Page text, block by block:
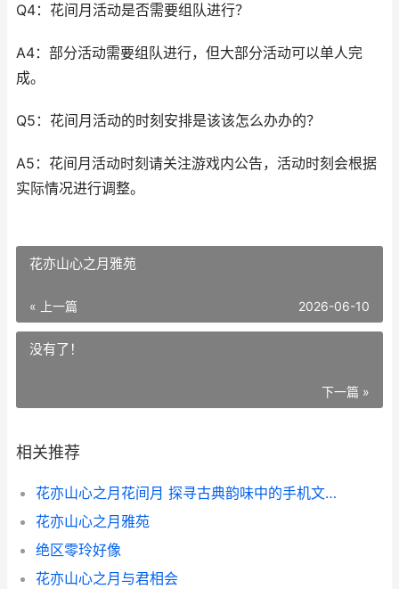
Q4：花间月活动是否需要组队进行？
A4：部分活动需要组队进行，但大部分活动可以单人完
成。
Q5：花间月活动的时刻安排是该该怎么办办的？
A5：花间月活动时刻请关注游戏内公告，活动时刻会根据
实际情况进行调整。
花亦山心之月雅苑
« 上一篇 2026-06-10
没有了！
下一篇 »
相关推荐
花亦山心之月花间月 探寻古典韵味中的手机文化内涵
花亦山心之月雅苑
绝区零玲好像
花亦山心之月与君相会